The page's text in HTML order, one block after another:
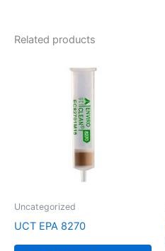
Related products
Uncategorized
UCT EPA 8270